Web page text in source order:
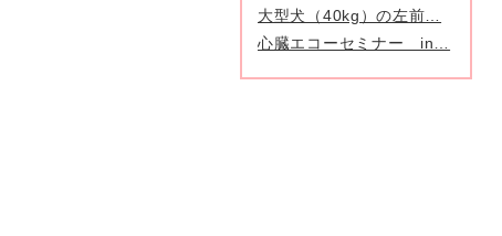
大型犬（40kg）の左前…
心臓エコーセミナー in…